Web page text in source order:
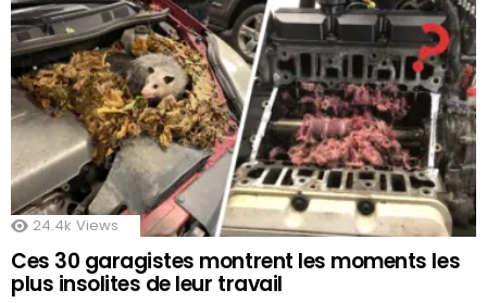
24.4k Views
Ces 30 garagistes montrent les moments les
plus insolites de leur travail